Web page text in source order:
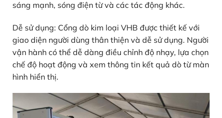
sáng mạnh, sóng điện từ và các tác động khác.
Dễ sử dụng: Cổng dò kim loại VHB được thiết kế với
giao diện người dùng thân thiện và dễ sử dụng. Người
vận hành có thể dễ dàng điều chỉnh độ nhạy, lựa chọn
chế độ hoạt động và xem thông tin kết quả dò từ màn
hình hiển thị.